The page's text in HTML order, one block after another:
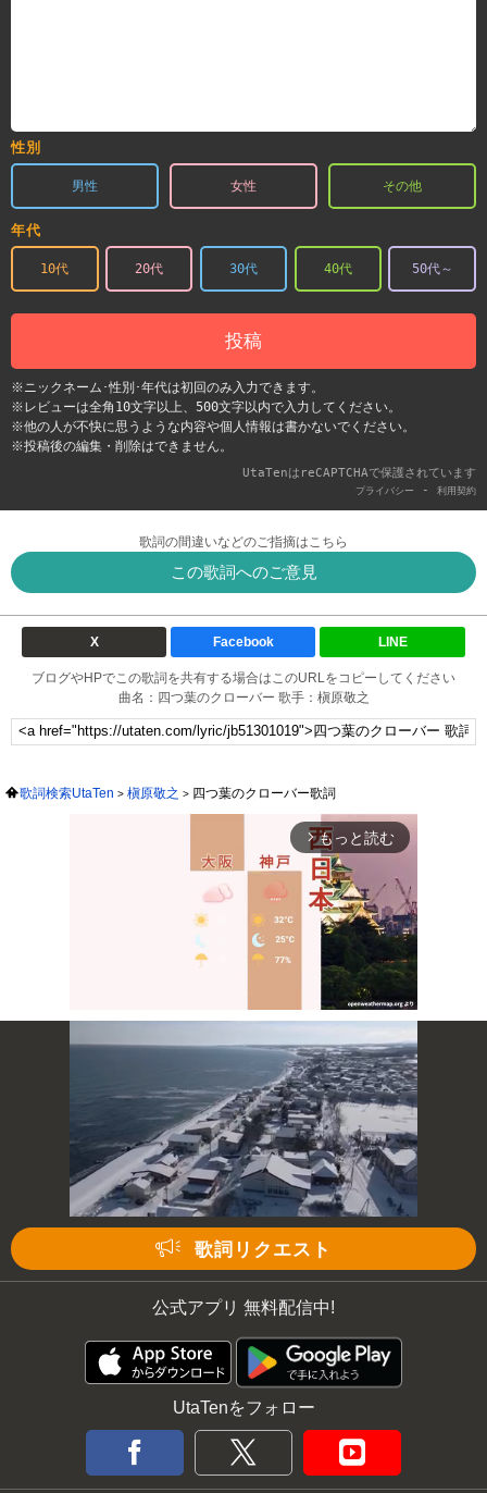
性別
男性 女性 その他
年代
10代 20代 30代 40代 50代～
投稿
※ニックネーム･性別･年代は初回のみ入力できます。
※レビューは全角10文字以上、500文字以内で入力してください。
※他の人が不快に思うような内容や個人情報は書かないでください。
※投稿後の編集・削除はできません。
UtaTenはreCAPTCHAで保護されています
プライバシー - 利用契約
歌詞の間違いなどのご指摘はこちら
この歌詞へのご意見
X Facebook LINE
ブログやHPでこの歌詞を共有する場合はこのURLをコピーしてください
曲名：四つ葉のクローバー 歌手：槇原敬之
歌詞検索UtaTen 槇原敬之 四つ葉のクローバー歌詞
arrow_forward_ios もっと読む
Mute
次の動画まで 3 キャンセル
歌詞リクエスト
公式アプリ 無料配信中!
UtaTenをフォロー